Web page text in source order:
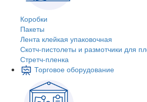
Коробки
Пакеты
Лента клейкая упаковочная
Скотч-пистолеты и размотчики для
Стретч-пленка
Торговое оборудование